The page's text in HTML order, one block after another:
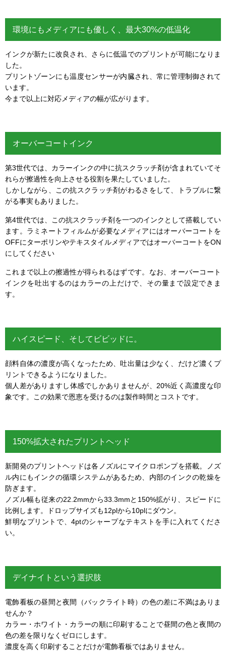
環境にもメディアにも優しく、最大30%の低温化
インクが新たに改良され、さらに低温でのプリントが可能になりま
した。
プリントゾーンにも温度センサーが内臓され、常に管理制御されて
います。
今まで以上に対応メディアの幅が広がります。
オーバーコートインク
第3世代では、カラーインクの中に抗スクラッチ剤が含まれていてそ
れらが擦過性を向上させる役割を果たしていました。
しかしながら、この抗スクラッチ剤がわるさをして、トラブルに繋
がる事実もありました。
第4世代では、この抗スクラッチ剤を一つのインクとして搭載してい
ます。ラミネートフィルムが必要なメディアにはオーバーコートを
OFFにターポリンやテキスタイルメディアではオーバーコートをON
にしてください
これまで以上の擦過性が得られるはずです。なお、オーバーコート
インクを吐出するのはカラーの上だけで、その量まで設定できま
す。
ハイスピード、そしてビビッドに。
顔料自体の濃度が高くなったため、吐出量は少なく、だけど濃くプ
リントできるようになりました。
個人差がありますし体感でしかありませんが、20%近く高濃度な印
象です。この効果で恩恵を受けるのは製作時間とコストです。
150%拡大されたプリントヘッド
新開発のプリントヘッドは各ノズルにマイクロポンプを搭載。ノズ
ル内にもインクの循環システムがあるため、内部のインクの乾燥を
防ぎます。
ノズル幅も従来の22.2mmから33.3mmと150%拡がり、スピードに
比例します。ドロップサイズも12plから10plにダウン。
鮮明なプリントで、4ptのシャープなテキストを手に入れてくださ
い。
デイナイトという選択肢
電飾看板の昼間と夜間（バックライト時）の色の差に不満はありま
せんか？
カラー・ホワイト・カラーの順に印刷することで昼間の色と夜間の
色の差を限りなくゼロにします。
濃度を高く印刷することだけが電飾看板ではありません。